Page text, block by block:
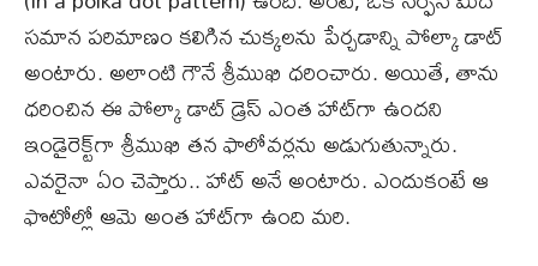
సమాన పరిమాణం కలిగిన చుక్కలను పేర్చడాన్ని పోల్కా డాట్
అంటారు. అలాంటి గౌనే శ్రీముఖి ధరించారు. అయితే, తాను
ధరించిన ఈ పోల్కా డాట్ డ్రెస్ ఎంత హాట్‌గా ఉందని
ఇండైరెక్ట్‌గా శ్రీముఖి తన ఫాలోవర్లను అడుగుతున్నారు.
ఎవరైనా ఏం చెప్తారు.. హాట్ అనే అంటారు. ఎందుకంటే ఆ
ఫొటోల్లో ఆమె అంత హాట్‌గా ఉంది మరి.